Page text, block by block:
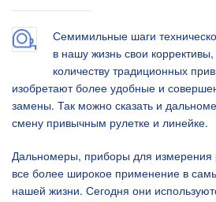
Семимильные шаги
в нашу жизнь свои
количеству традиционных
изобретают более удобные и
замены. Так можно сказать и
смену привычным рулетке и линейке.
Дальномеры, приборы для измерения
все более широкое применение в
нашей жизни. Сегодня они